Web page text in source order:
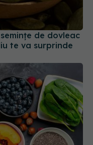
de dovleac
te va surprinde